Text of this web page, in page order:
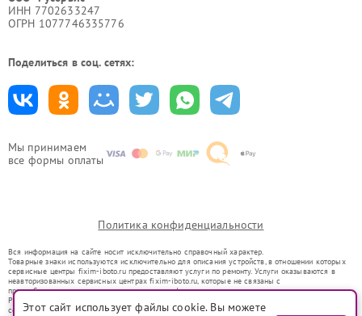
Мы принимаем
все формы оплаты
ИНН 7702633247
ОГРН 1077746335776
Поделиться в соц. сетях:
Политика конфиденциальности
Вся информация на сайте носит исключительно справочный характер.
Товарные знаки используются исключительно для описания устройств, в отношении которых
сервисные центры fixim-iboto.ru предоставляют услуги по ремонту. Услуги оказываются в
неавторизованных сервисных центрах fixim-iboto.ru, которые не связаны с
правообладателями товарных знаков или их официальными представителями.
Ремонт осуществляется для устройств, уже введенных в гражданский оборот в соответствии
со статьей 1487 ГК РФ.
Этот сайт использует файлы cookie. Вы можете